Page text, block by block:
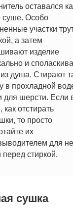
оставался
суше. Особо
участки
а затем
изделие
и
душа. Стирают
в прохладной
для шерсти. Если
как отстирать
то просто
их
для
перед стиркой.
сушка